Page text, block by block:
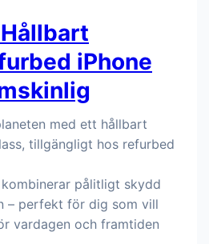
iPhone
med ett hållbart
tillgängligt hos refurbed
pålitligt skydd
– perfekt för dig som vill
vardagen och framtiden